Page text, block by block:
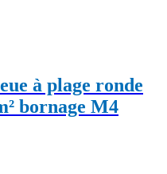
à plage ronde
bornage M4